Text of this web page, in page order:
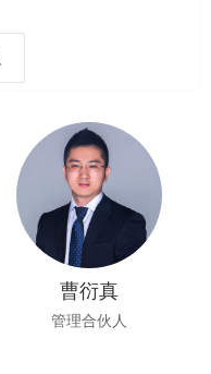
曹衍真
管理合伙人